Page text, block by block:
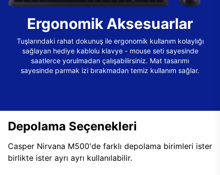
Ergonomik Aksesuarlar
Tuşlarındaki rahat dokunuş ile ergonomik kullanım kolaylığı
sağlayan hediye kablolu klavye - mouse seti sayesinde
saatlerce yorulmadan çalışabilirsiniz. Mat tasarımı
sayesinde parmak izi bırakmadan temiz kullanım sağlar.
Depolama Seçenekleri
Casper Nirvana M500'de farklı depolama birimleri ister
birlikte ister ayrı ayrı kullanılabilir.